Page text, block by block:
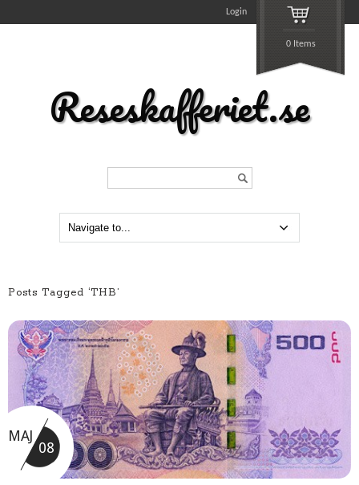
Login
0 Items
Reseskafferiet.se
Posts Tagged ‘THB’
MAJ
08